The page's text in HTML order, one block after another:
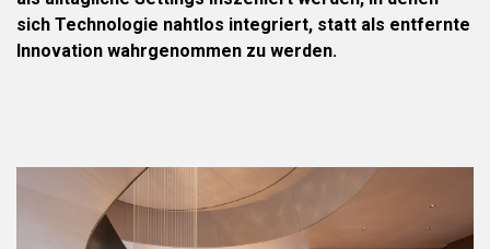
sich Technologie nahtlos integriert, statt als entfernte
Innovation wahrgenommen zu werden.